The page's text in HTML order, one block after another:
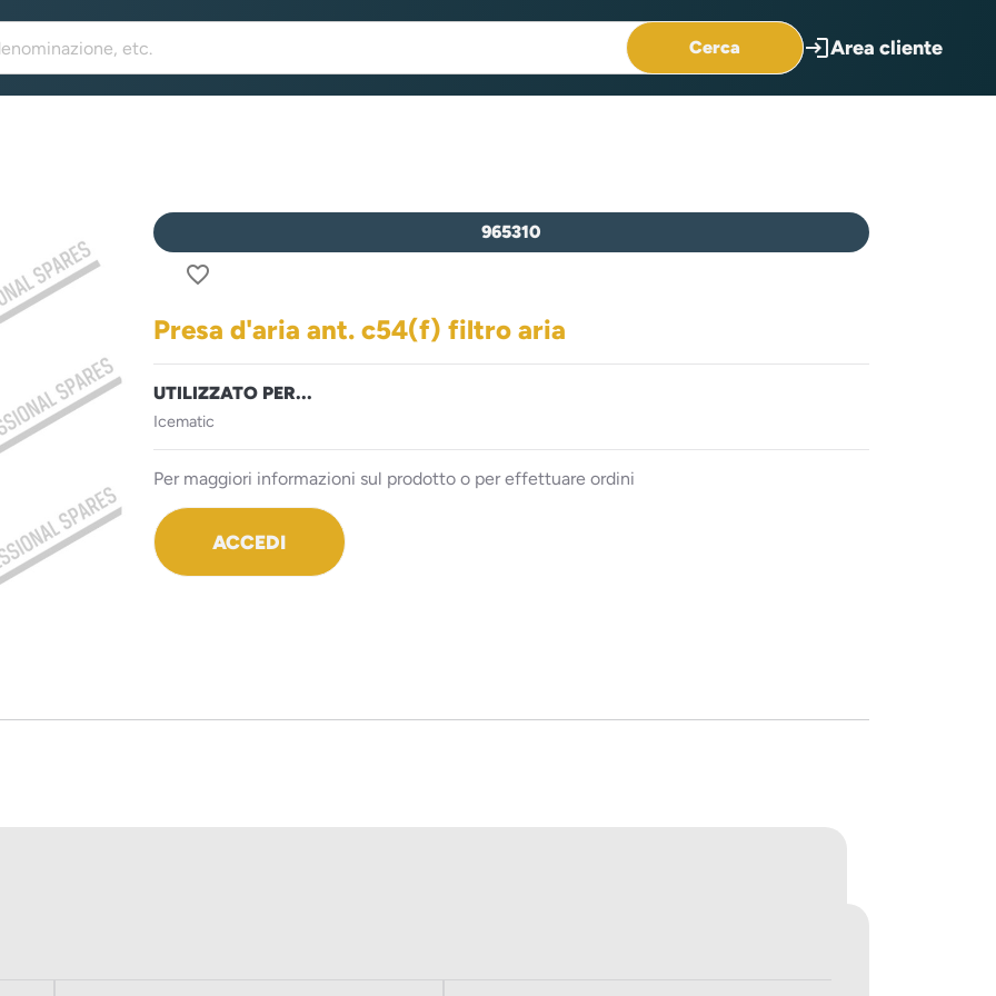
Cerca loginArea cliente
965310
favorite_border
Presa d'aria ant. c54(f) filtro aria
UTILIZZATO PER...
Icematic
Per maggiori informazioni sul prodotto o per effettuare ordini
ACCEDI